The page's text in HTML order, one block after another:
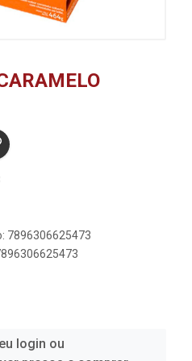
7896306625473
login ou